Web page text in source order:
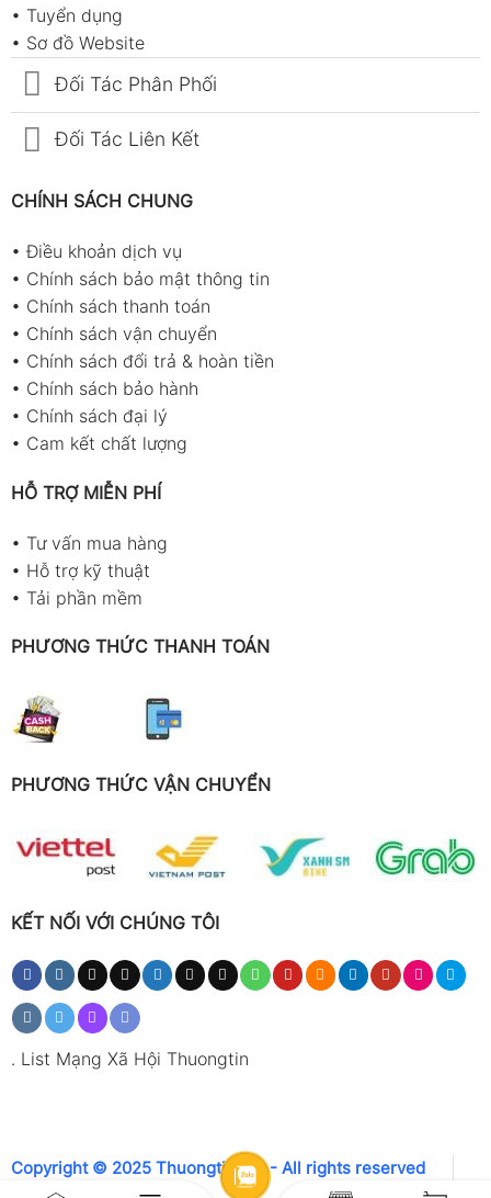
• Tuyển dụng
• Sơ đồ Website
Đối Tác Phân Phối
Đối Tác Liên Kết
CHÍNH SÁCH CHUNG
•Điều khoản dịch vụ
• Chính sách bảo mật thông tin
• Chính sách thanh toán
• Chính sách vận chuyển
• Chính sách đổi trả & hoàn tiền
• Chính sách bảo hành
• Chính sách đại lý
• Cam kết chất lượng
HỖ TRỢ MIỄN PHÍ
• Tư vấn mua hàng
• Hỗ trợ kỹ thuật
• Tải phần mềm
PHƯƠNG THỨC THANH TOÁN
PHƯƠNG THỨC VẬN CHUYỂN
KẾT NỐI VỚI CHÚNG TÔI
. List Mạng Xã Hội Thuongtin
Copyright © 2025 Thuongtin.net - All rights reserved